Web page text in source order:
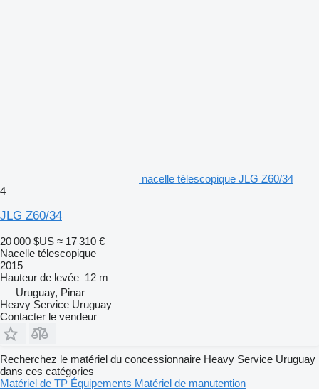
nacelle télescopique JLG Z60/34
4
JLG Z60/34
20 000 $US ≈ 17 310 €
Nacelle télescopique
2015
Hauteur de levée 12 m
Uruguay, Pinar
Heavy Service Uruguay
Contacter le vendeur
Recherchez le matériel du concessionnaire Heavy Service Uruguay
dans ces catégories
Matériel de TP Équipements Matériel de manutention